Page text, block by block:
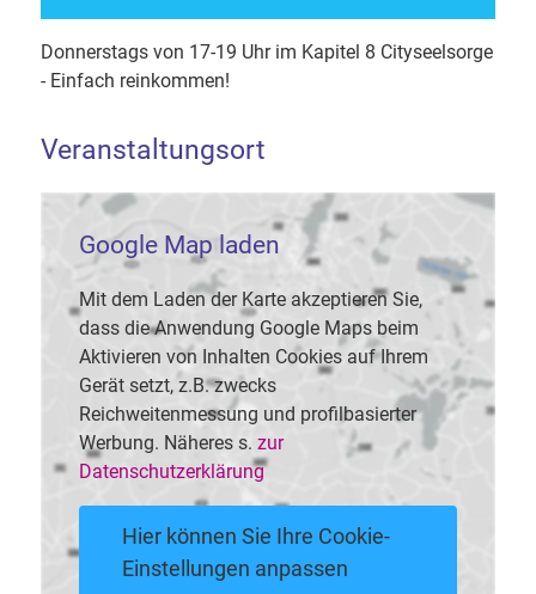
Donnerstags von 17-19 Uhr im Kapitel 8 Cityseelsorge
- Einfach reinkommen!
Veranstaltungsort
Google Map laden
Mit dem Laden der Karte akzeptieren Sie,
dass die Anwendung Google Maps beim
Aktivieren von Inhalten Cookies auf Ihrem
Gerät setzt, z.B. zwecks
Reichweitenmessung und profilbasierter
Werbung. Näheres s. zur
Datenschutzerklärung
Hier können Sie Ihre Cookie-
Einstellungen anpassen